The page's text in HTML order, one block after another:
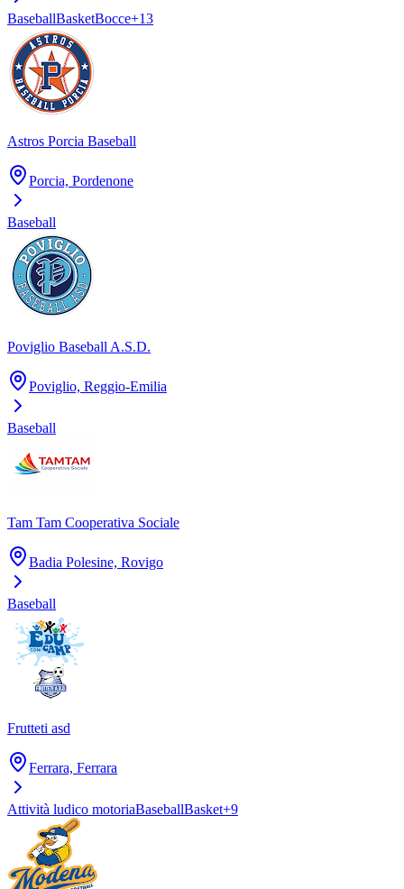
BaseballBasketBocce+13
Astros Porcia Baseball
Porcia, Pordenone
Baseball
Poviglio Baseball A.S.D.
Poviglio, Reggio-Emilia
Baseball
Tam Tam Cooperativa Sociale
Badia Polesine, Rovigo
Baseball
Frutteti asd
Ferrara, Ferrara
Attività ludico motoriaBaseballBasket+9